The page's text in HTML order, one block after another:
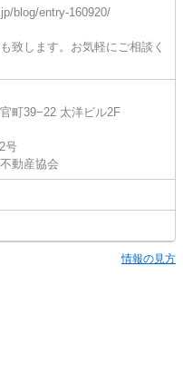
blog/entry-160920/
致します。お気軽にご相談く
町39−22 太洋ビル2F
号
動産協会
情報の見方